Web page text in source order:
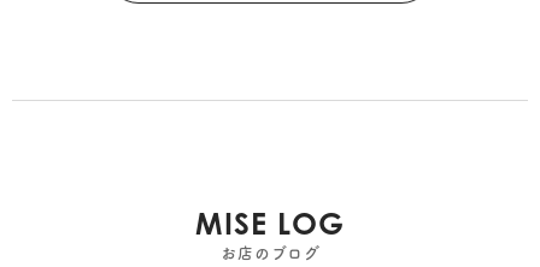
MISE LOG
お店のブログ